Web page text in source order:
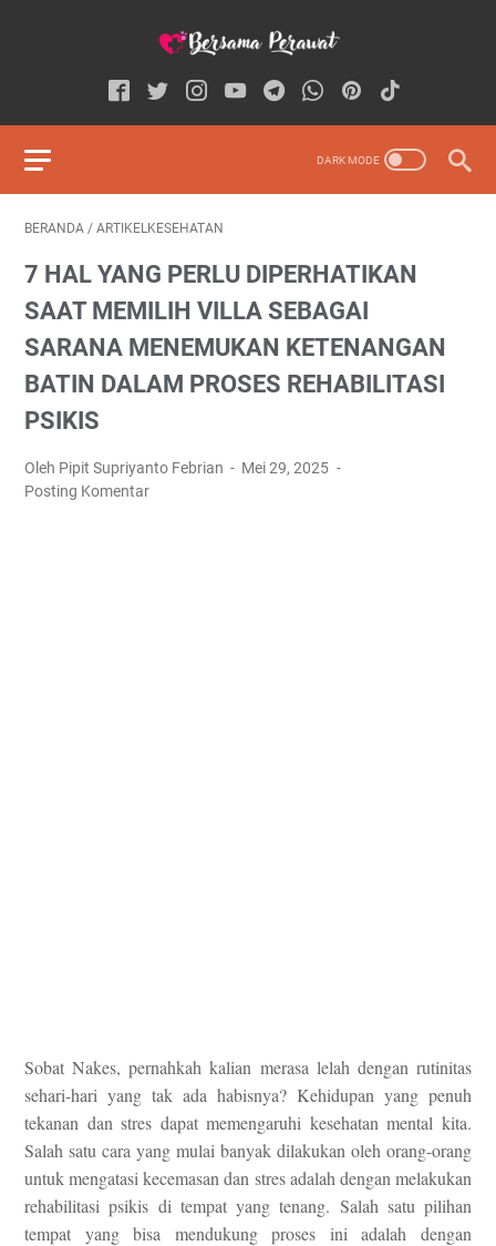
BERANDA / ARTIKELKESEHATAN
7 HAL YANG PERLU DIPERHATIKAN
SAAT MEMILIH VILLA SEBAGAI
SARANA MENEMUKAN KETENANGAN
BATIN DALAM PROSES REHABILITASI
PSIKIS
Oleh Pipit Supriyanto Febrian
Mei 29, 2025
Posting Komentar
Sobat Nakes, pernahkah kalian merasa lelah dengan rutinitas
sehari-hari yang tak ada habisnya? Kehidupan yang penuh
tekanan dan stres dapat memengaruhi kesehatan mental kita.
Salah satu cara yang mulai banyak dilakukan oleh orang-orang
untuk mengatasi kecemasan dan stres adalah dengan melakukan
rehabilitasi psikis di tempat yang tenang. Salah satu pilihan
tempat yang bisa mendukung proses ini adalah dengan